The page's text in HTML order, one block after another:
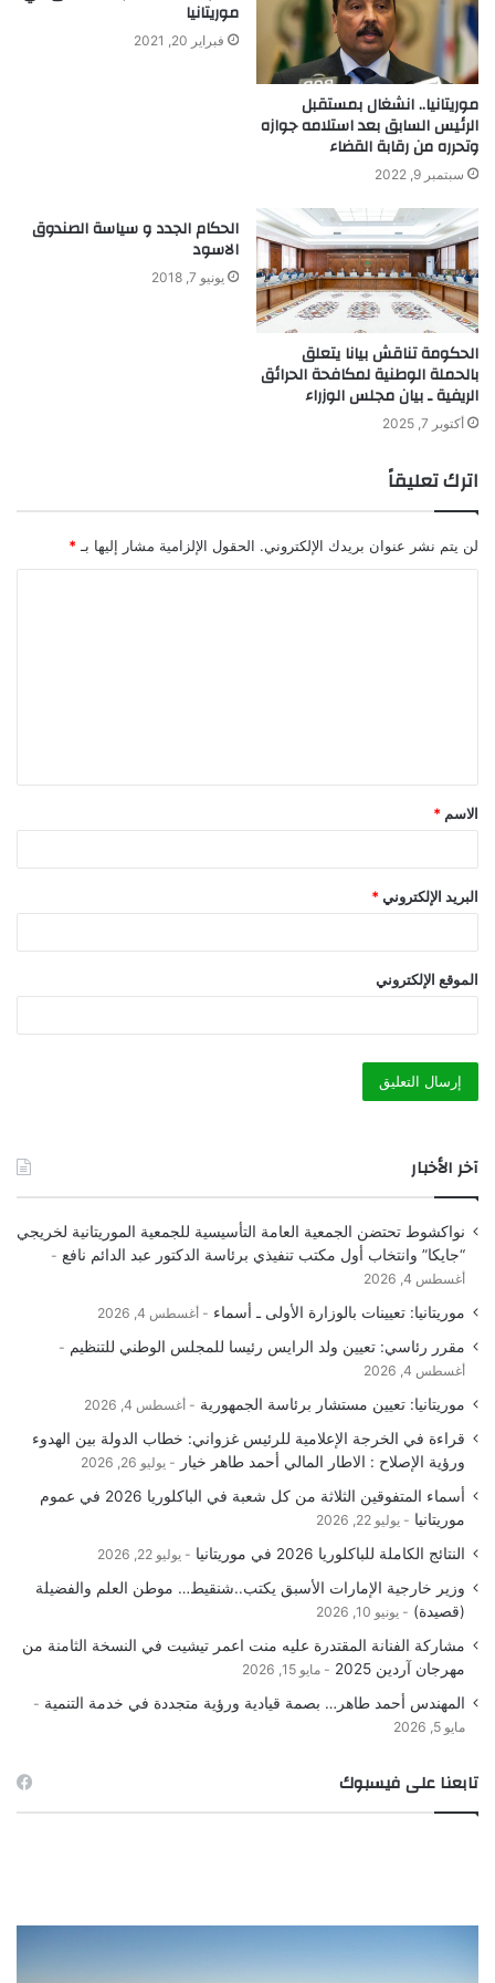
موريتانيا.. انشغال بمستقبل
الرئيس السابق بعد استلامه جوازه
وتحرره من رقابة القضاء
سبتمبر 9, 2022
موريتانيا
فبراير 20, 2021
الحكومة تناقش بيانا يتعلق
بالحملة الوطنية لمكافحة الحرائق
الريفية ـ بيان مجلس الوزراء
أكتوبر 7, 2025
الحكام الجدد و سياسة الصندوق
الاسود
يونيو 7, 2018
اترك تعليقاً
لن يتم نشر عنوان بريدك الإلكتروني. الحقول الإلزامية مشار إليها بـ *
الاسم*
البريد الإلكتروني*
الموقع الإلكتروني
آخر الأخبار
نواكشوط تحتضن الجمعية العامة التأسيسية للجمعية الموريتانية لخريجي
“جايكا” وانتخاب أول مكتب تنفيذي برئاسة الدكتور عبد الدائم نافع
أغسطس 4, 2026
موريتانيا: تعيينات بالوزارة الأولى ـ أسماء أغسطس 4, 2026
مقرر رئاسي: تعيين ولد الرايس رئيسا للمجلس الوطني للتنظيم
أغسطس 4, 2026
موريتانيا: تعيين مستشار برئاسة الجمهورية أغسطس 4, 2026
قراءة في الخرجة الإعلامية للرئيس غزواني: خطاب الدولة بين الهدوء
ورؤية الإصلاح : الاطار المالي أحمد طاهر خيار
يوليو 26, 2026
أسماء المتفوقين الثلاثة من كل شعبة في الباكلوريا 2026 في عموم
موريتانيا
يوليو 22, 2026
النتائج الكاملة للباكلوريا 2026 في موريتانيا يوليو 22, 2026
وزير خارجية الإمارات الأسبق يكتب..شنقيط… موطن العلم والفضيلة
(قصيدة)
يونيو 10, 2026
مشاركة الفنانة المقتدرة عليه منت اعمر تيشيت في النسخة الثامنة من
مهرجان آردين 2025
مايو 15, 2026
المهندس أحمد طاهر… بصمة قيادية ورؤية متجددة في خدمة التنمية
مايو 5, 2026
تابعنا على فيسبوك